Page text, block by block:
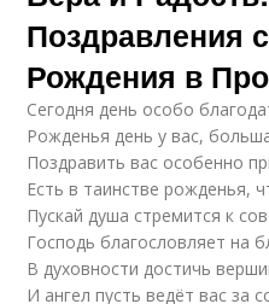
Поздравления
Рождения в
Сегодня день особо
Рожденья день у вас,
Поздравить вас особенно
Есть в таинстве рожденья,
Пускай душа стремится к
Господь благословляет на
В духовности достичь
И ангел пусть ведёт вас за